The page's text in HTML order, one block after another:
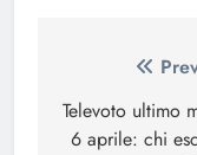
articoli
Televoto ultimo
6 aprile: chi